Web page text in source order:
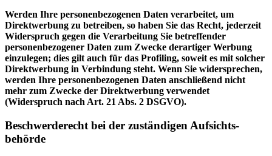
Werden Ihre personenbezogenen Daten verarbeitet, um
Direktwerbung zu betreiben, so haben Sie das Recht, jederzeit
Widerspruch gegen die Verarbeitung Sie betreffender
personenbezogener Daten zum Zwecke derartiger Werbung
einzulegen; dies gilt auch für das Profiling, soweit es mit solcher
Direktwerbung in Verbindung steht. Wenn Sie widersprechen,
werden Ihre personenbezogenen Daten anschließend nicht
mehr zum Zwecke der Direktwerbung verwendet
(Widerspruch nach Art. 21 Abs. 2 DSGVO).
Beschwerde­recht bei der zuständigen Aufsichts­
behörde